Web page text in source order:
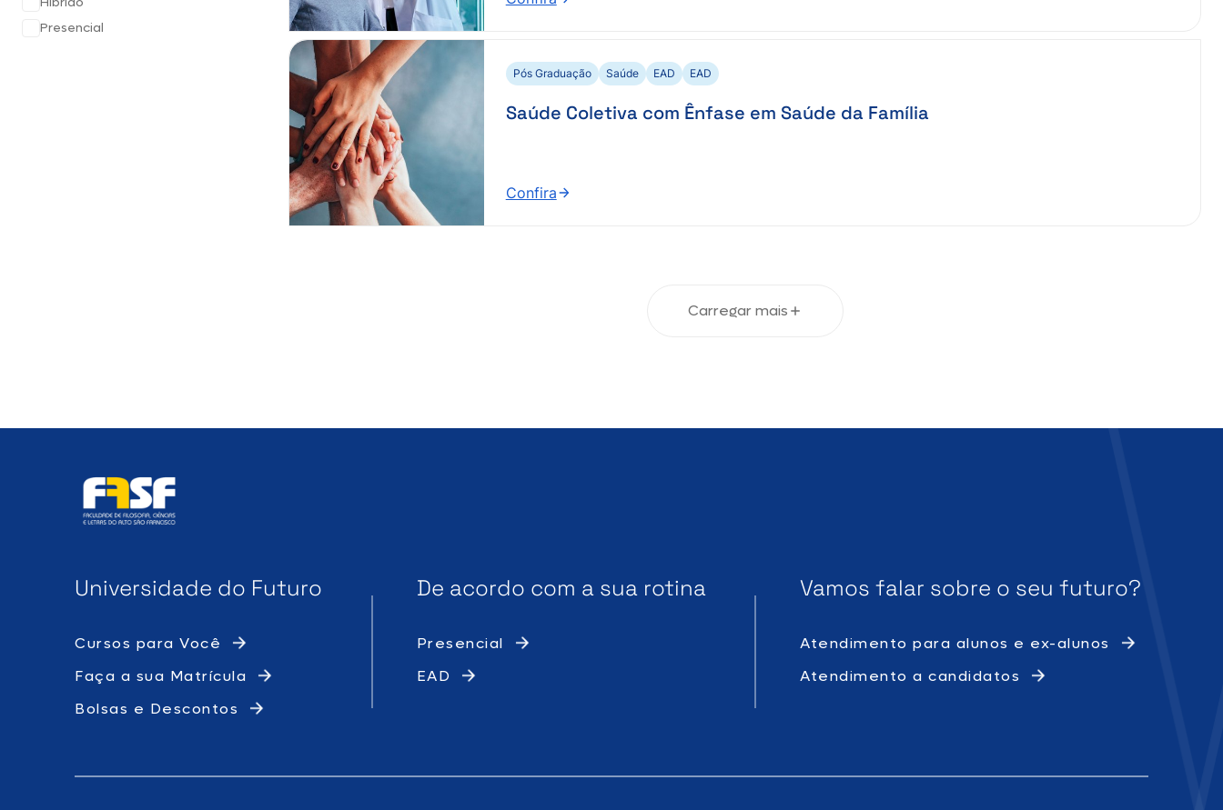
Presencial
:
Educação
Pós Graduação Saúde EAD EAD
Saúde Coletiva com Ênfase em Saúde da Família
Confira
:
Carregar mais
Universidade do Futuro
Cursos para Você
Faça a sua Matrícula
Bolsas e Descontos
De acordo com a sua rotina
Presencial
EAD
Vamos falar sobre o seu futuro?
Atendimento para alunos e ex-alunos
Atendimento a candidatos